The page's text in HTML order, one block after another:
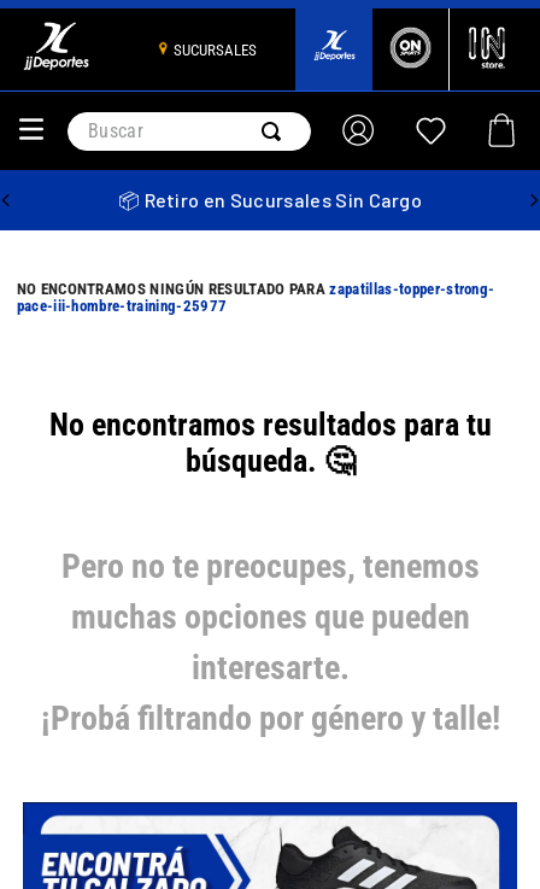
SUCURSALES
Buscar
📦 Retiro en Sucursales Sin Cargo
zapatillas-topper-strong-
pace-iii-hombre-training-25977
No encontramos resultados para tu
búsqueda. 🤔
Pero no te preocupes, tenemos
muchas opciones que pueden
interesarte.
¡Probá filtrando por género y talle!